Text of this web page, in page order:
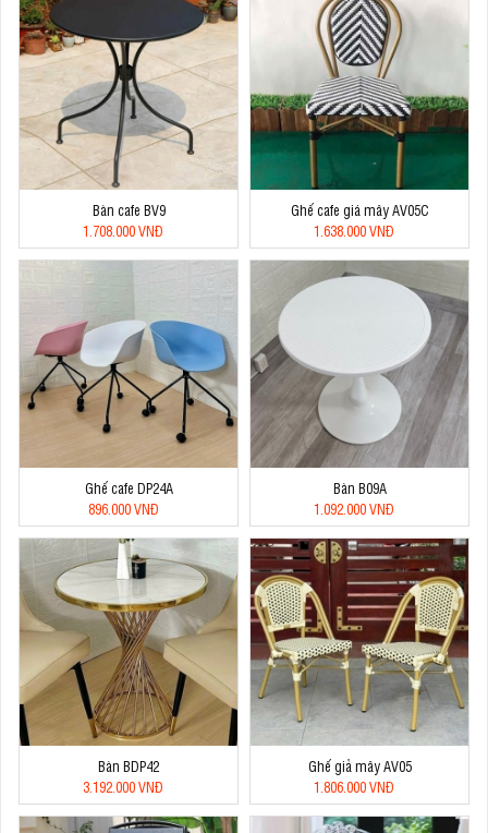
Bàn cafe BV9
1.708.000 VNĐ
Ghế cafe giá mây AV05C
1.638.000 VNĐ
Ghế cafe DP24A
896.000 VNĐ
Bàn B09A
1.092.000 VNĐ
Bàn BDP42
3.192.000 VNĐ
Ghế giả mây AV05
1.806.000 VNĐ